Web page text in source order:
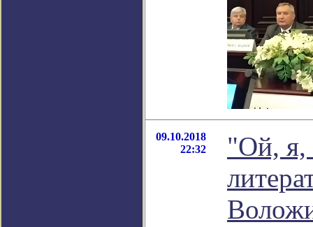
09.10.2018
22:32
"Ой, я,